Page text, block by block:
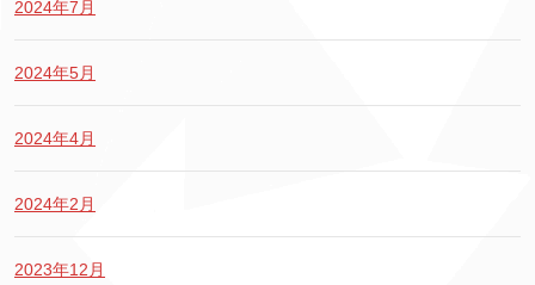
2024年7月
2024年5月
2024年4月
2024年2月
2023年12月